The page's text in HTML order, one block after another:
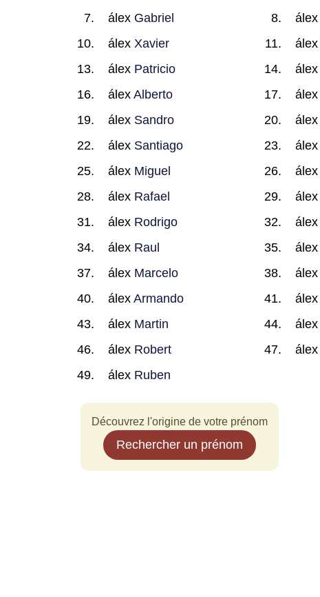
álex Gabriel álex
álex Xavier álex
álex Patricio álex
álex Alberto álex
álex Sandro álex
álex Santiago álex
álex Miguel álex
álex Rafael álex
álex Rodrigo álex
álex Raul álex
álex Marcelo álex
álex Armando álex
álex Martin álex
álex Robert álex
álex Ruben
Découvrez l'origine de votre prénom
Rechercher un prénom